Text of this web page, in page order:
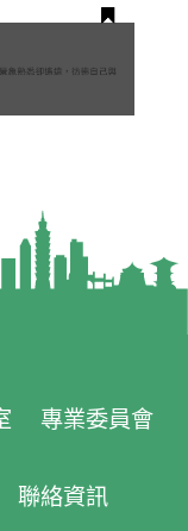
專業委員會
聯絡資訊